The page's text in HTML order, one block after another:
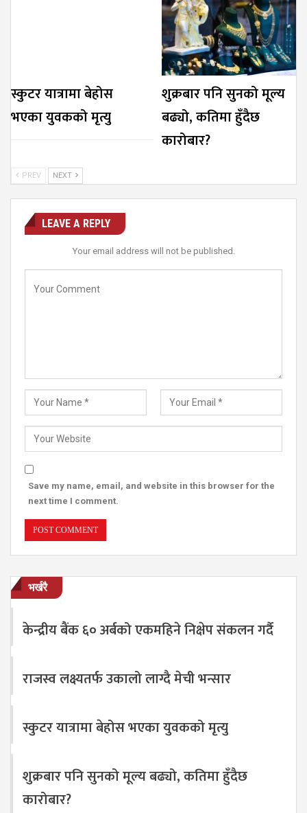
स्कुटर यात्रामा बेहोस
भएका युवकको मृत्यु
शुक्रबार पनि सुनको मूल्य
बढ्यो, कतिमा हुँदैछ
कारोबार?
PREV NEXT
LEAVE A REPLY
Your email address will not be published.
Save my name, email, and website in this browser for the
next time I comment.
भर्खरै
केन्द्रीय बैंक ६० अर्बको एकमहिने निक्षेप संकलन गर्दै
राजस्व लक्ष्यतर्फ उकालो लाग्दै मेची भन्सार
स्कुटर यात्रामा बेहोस भएका युवकको मृत्यु
शुक्रबार पनि सुनको मूल्य बढ्यो, कतिमा हुँदैछ
कारोबार?